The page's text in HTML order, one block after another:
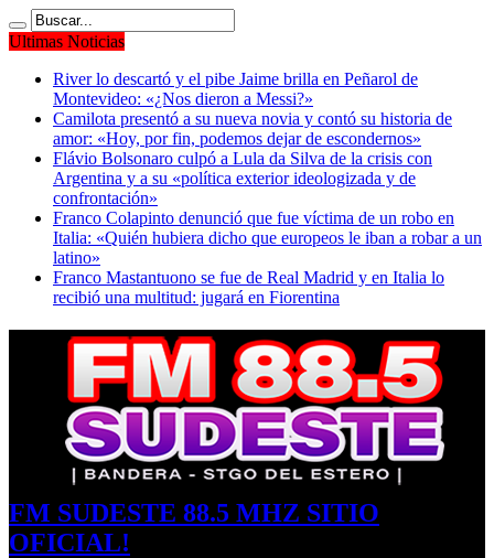
Ultimas Noticias
River lo descartó y el pibe Jaime brilla en Peñarol de
Montevideo: «¿Nos dieron a Messi?»
Camilota presentó a su nueva novia y contó su historia de
amor: «Hoy, por fin, podemos dejar de escondernos»
Flávio Bolsonaro culpó a Lula da Silva de la crisis con
Argentina y a su «política exterior ideologizada y de
confrontación»
Franco Colapinto denunció que fue víctima de un robo en
Italia: «Quién hubiera dicho que europeos le iban a robar a un
latino»
Franco Mastantuono se fue de Real Madrid y en Italia lo
recibió una multitud: jugará en Fiorentina
FM SUDESTE 88.5 MHZ SITIO
OFICIAL!